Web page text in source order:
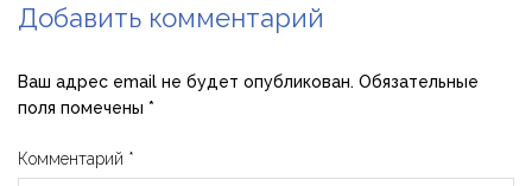
Добавить комментарий
Ваш адрес email не будет опубликован. Обязательные
поля помечены *
Комментарий *